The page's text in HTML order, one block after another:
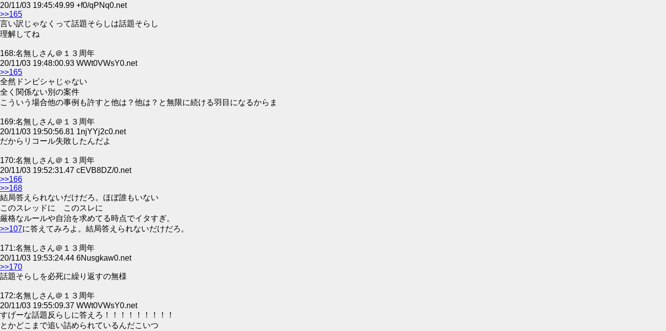
20/11/03 19:45:49.99 +f0/qPNq0.net
>>165
言い訳じゃなくって話題そらしは話題そらし
理解してね
168:名無しさん＠１３周年
20/11/03 19:48:00.93 WWt0VWsY0.net
>>165
全然ドンピシャじゃない
全く関係ない別の案件
こういう場合他の事例も許すと他は？他は？と無限に続ける羽目になるからま
169:名無しさん＠１３周年
20/11/03 19:50:56.81 1njYYj2c0.net
だからリコール失敗したんだよ
170:名無しさん＠１３周年
20/11/03 19:52:31.47 cEVB8DZ/0.net
>>166
>>168
結局答えられないだけだろ。ほぼ誰もいない
このスレッドに このスレに
厳格なルールや自治を求めてる時点でイタすぎ。
>>107に答えてみろよ。結局答えられないだけだろ。
171:名無しさん＠１３周年
20/11/03 19:53:24.44 6Nusgkaw0.net
>>170
話題そらしを必死に繰り返すの無様
172:名無しさん＠１３周年
20/11/03 19:55:09.37 WWt0VWsY0.net
すげーな話題反らしに答えろ！！！！！！！！！
とかどこまで追い詰められているんだこいつ